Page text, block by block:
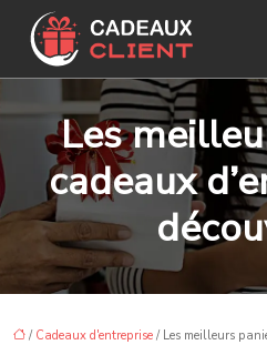
Les
cadeaux
/ Cadeaux d'entreprise / Les meilleurs